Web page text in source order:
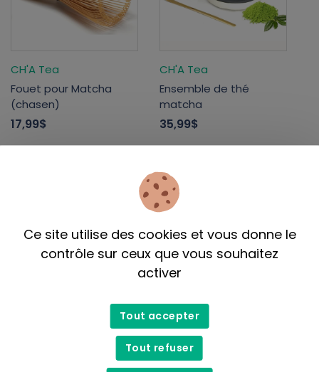
CH'A Tea
Fouet pour Matcha
(chasen)
17,99$
CH'A Tea
Ensemble de thé
matcha
35,99$
Liquidation
Barista
Café en grains
87,50$
Ce site utilise des cookies et vous donne le
contrôle sur ceux que vous souhaitez
activer
Tout accepter
Tout refuser